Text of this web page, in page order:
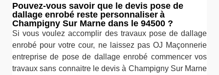
Pouvez-vous savoir que le devis pose de
dallage enrobé reste personnaliser à
Champigny Sur Marne dans le 94500 ?
Si vous voulez accomplir des travaux pose de dallage
enrobé pour votre cour, ne laissez pas OJ Maçonnerie
entreprise de pose de dallage enrobé commencer vos
travaux sans connaitre le devis à Champigny Sur Marne